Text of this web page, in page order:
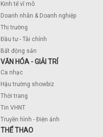
Kinh tế vĩ mô
Doanh nhân & Doanh nghiệp
Thị trường
Đầu tư - Tài chính
Bất động sản
VĂN HÓA - GIẢI TRÍ
Ca nhạc
Hậu trường showbiz
Thời trang
Tin VHNT
Truyền hình - Điện ảnh
THỂ THAO